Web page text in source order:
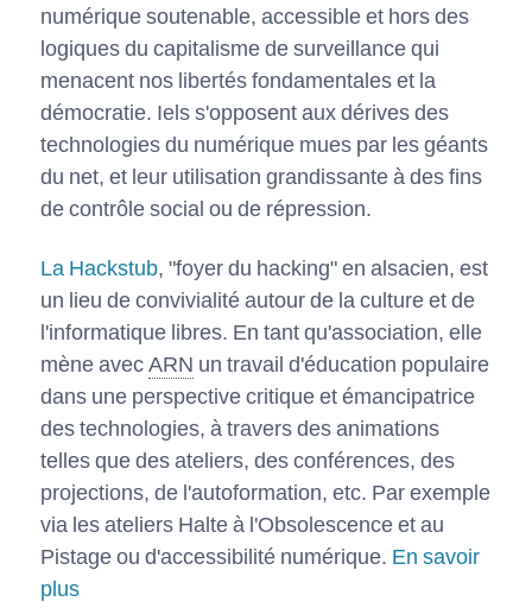
numérique soutenable, accessible et hors des
logiques du capitalisme de surveillance qui
menacent nos libertés fondamentales et la
démocratie. Iels s'opposent aux dérives des
technologies du numérique mues par les géants
du net, et leur utilisation grandissante à des fins
de contrôle social ou de répression.
La Hackstub, "foyer du hacking" en alsacien, est
un lieu de convivialité autour de la culture et de
l'informatique libres. En tant qu'association, elle
mène avecARN un travail d'éducation populaire
dans une perspective critique et émancipatrice
des technologies, à travers des animations
telles que des ateliers, des conférences, des
projections, de l'autoformation, etc. Par exemple
via les ateliers Halte à l'Obsolescence et au
Pistage ou d'accessibilité numérique. En savoir
plus